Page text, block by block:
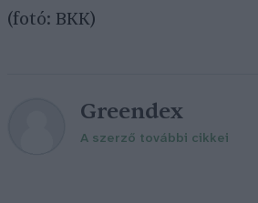
(fotó: BKK)
Greendex
A szerző további cikkei